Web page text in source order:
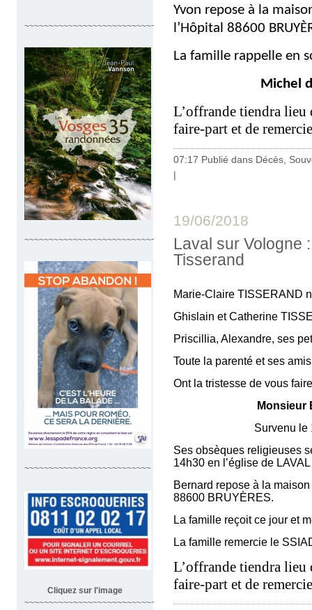
~~~~~~~~~~~~~~~~~~~~~~~~~~~~~~~~~~
~~~~~~~~~~~~~~~~~~~~~~~~~~~~~~~~~
~~~~~~~~~~~~~~~~~~~~~~~~~~
Cliquez sur l'image
~~~~~~~~~~~~~~~~~~~~~~~~~~~~~~~~~~~~
Yvon repose à la
l’Hôpital 88600
La famille rappelle en
Michel
L’offrande tiendra lieu
faire-part et de
07:17 Publié dans Décès,
|
19/06/2018
Laval sur Vologne
Tisserand
Marie-Claire TISSERAND
Ghislain et Catherine
Priscillia, Alexandre, ses
Toute la parenté et ses amis
Ont la tristesse de vous
Monsieur
Survenu le 17 juin
Ses obsèques religieuses
14h30 en l’église de
Bernard repose à la
88600 BRUYÈRES.
La famille reçoit ce jour et
La famille remercie le
L’offrande tiendra lieu
faire-part et de